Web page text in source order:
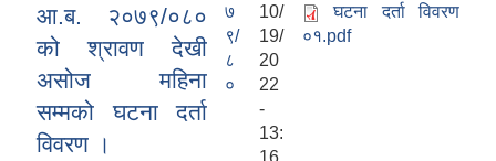
आ.ब. २०७९/०८०
को श्रावण देखी
असोज महिना
सम्मको घटना दर्ता
विवरण ।
७
९/
८
०
10/
19/
20
22
-
13:
16
घटना दर्ता विवरण
०१.pdf